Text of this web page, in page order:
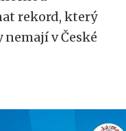
rekord, který
nemají v České